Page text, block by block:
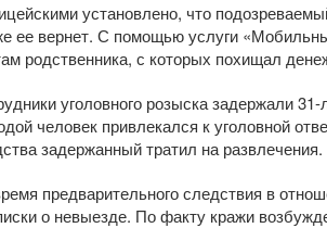
установлено, что
ее вернет. С помощью услуги
родственника, с которых похищал
уголовного розыска задержали
человек привлекался к уголовной
задержанный тратил на развлечения.
предварительного следствия в
о невыезде. По факту кражи